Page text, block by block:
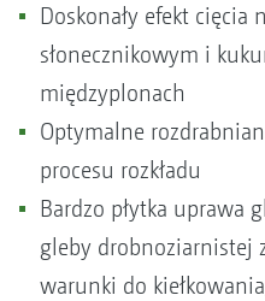
Doskonały efekt cięcia
słonecznikowym i
międzyplonach
Optymalne
procesu rozkładu
Bardzo płytka uprawa
gleby drobnoziarnistej
warunki do